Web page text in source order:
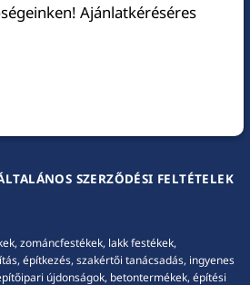
Ajánlatkéréséres
SZERZŐDÉSI FELTÉTELEK
zománcfestékek, lakk festékek,
építkezés, szakértői tanácsadás, ingyenes
újdonságok, betontermékek, építési